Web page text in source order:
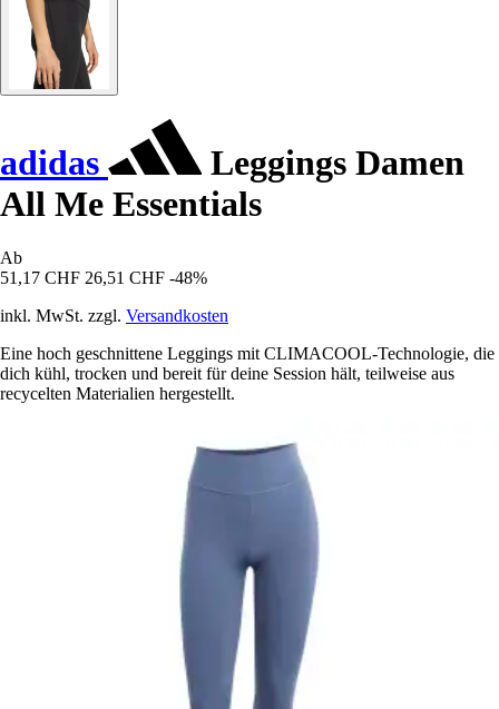
adidas
Leggings Damen
All Me Essentials
Ab
51,17 CHF 26,51 CHF -48%
inkl. MwSt. zzgl. Versandkosten
Eine hoch geschnittene Leggings mit CLIMACOOL-Technologie, die
dich kühl, trocken und bereit für deine Session hält, teilweise aus
recycelten Materialien hergestellt.